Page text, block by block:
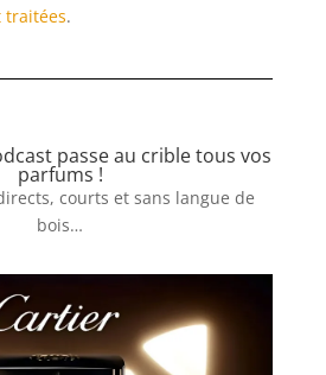
traitées.
passe au crible tous vos
parfums !
courts et sans langue de
bois…